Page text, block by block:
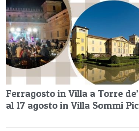
Ferragosto in Villa a Torre
al 17 agosto in Villa Sommi